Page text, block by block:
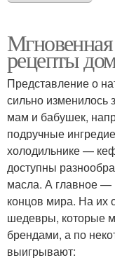
рецепты
Представление о
сильно изменилось
мам и бабушек,
подручные
холодильнике —
доступны
масла. А главное —
концов мира. На их
шедевры, которые
брендами, а по
выигрывают: